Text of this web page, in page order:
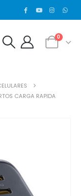
0
CARGA RAPIDA